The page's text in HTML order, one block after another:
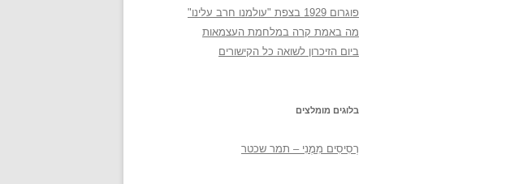
פוגרום 1929 בצפת "עולמנו חרב עלינו"
מה באמת קרה במלחמת העצמאות
ביום הזיכרון לשואה כל הקישורים
בלוגים מומלצים
רְסִיסִים מִמֶנִי – תמר שכטר